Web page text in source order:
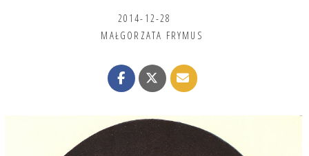
2014-12-28
MAŁGORZATA FRYMUS